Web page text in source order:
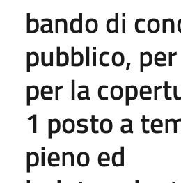
bando di
pubblico,
per la
1 posto a
pieno ed